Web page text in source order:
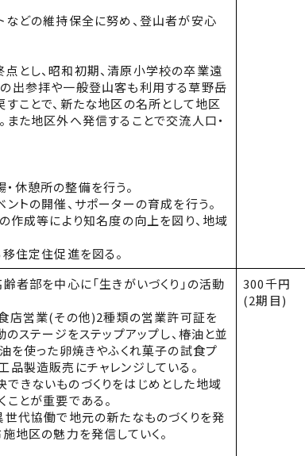
どの維持保全に努め、登山者が安心
とし、昭和初期、清原小学校の卒業遠
出参拝や一般登山客も利用する草野岳
ことで、新たな地区の名所として地区
た地区外へ発信することで交流人口・
休憩所の整備を行う。
トの開催、サポーターの育成を行う。
作成等により知名度の向上を図り、地域
住定住促進を図る。
部を中心に「生きがいづくり」の活動
店営業(その他)2種類の営業許可証を
のステージをステップアップし、椿油と並
を使った卵焼きやふくれ菓子の試食プ
製造販売にチャレンジしている。
きないものづくりをはじめとした地域
とが重要である。
代協働で地元の新たなものづくりを発
地区の魅力を発信していく。
300千円
(2期目)